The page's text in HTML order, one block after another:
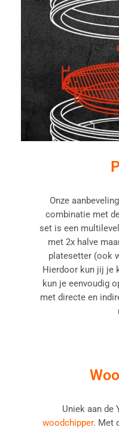
Onze
combinatie met
set is een
met 2x halve
platesetter (ook
Hierdoor kun jij je
kun je eenvoudig
met directe en
Uniek aan de
woodchipper. Met